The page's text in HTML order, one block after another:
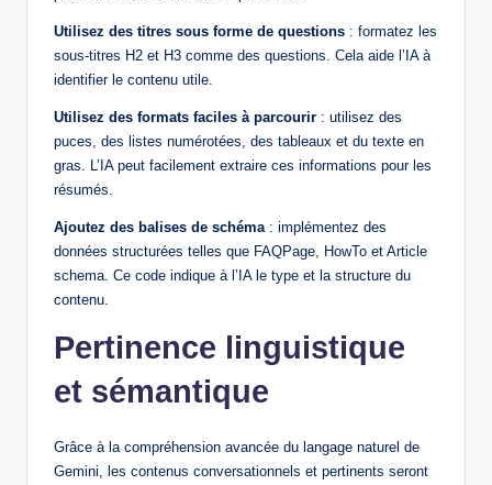
Utilisez des titres sous forme de questions : formatez les
sous-titres H2 et H3 comme des questions. Cela aide l’IA à
identifier le contenu utile.
Utilisez des formats faciles à parcourir : utilisez des
puces, des listes numérotées, des tableaux et du texte en
gras. L’IA peut facilement extraire ces informations pour les
résumés.
Ajoutez des balises de schéma : implémentez des
données structurées telles que FAQPage, HowTo et Article
schema. Ce code indique à l’IA le type et la structure du
contenu.
Pertinence linguistique
et sémantique
Grâce à la compréhension avancée du langage naturel de
Gemini, les contenus conversationnels et pertinents seront